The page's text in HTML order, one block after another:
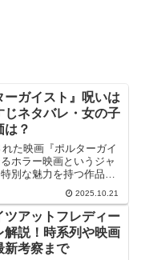
ーガイスト』呪いは
じネタバレ・女の子
は？
た映画『ポルターガイ
ホラー映画というジャ
別な魅力を持つ作品で
ン・スピルバーグが製
、トビー・フーパーが監
品は、「ごく普通の幸
とし...
2025.10.21
ツアットフレディー
解説！時系列や映画
新考察まで